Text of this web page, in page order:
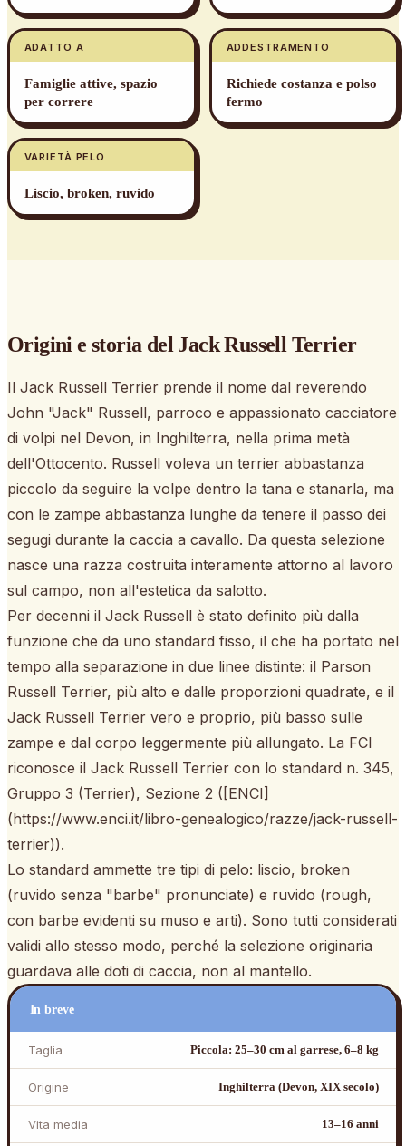
ADATTO A
Famiglie attive, spazio
per correre
ADDESTRAMENTO
Richiede costanza e polso
fermo
VARIETÀ PELO
Liscio, broken, ruvido
Origini e storia del Jack Russell Terrier
Il Jack Russell Terrier prende il nome dal reverendo
John "Jack" Russell, parroco e appassionato cacciatore
di volpi nel Devon, in Inghilterra, nella prima metà
dell'Ottocento. Russell voleva un terrier abbastanza
piccolo da seguire la volpe dentro la tana e stanarla, ma
con le zampe abbastanza lunghe da tenere il passo dei
segugi durante la caccia a cavallo. Da questa selezione
nasce una razza costruita interamente attorno al lavoro
sul campo, non all'estetica da salotto.
Per decenni il Jack Russell è stato definito più dalla
funzione che da uno standard fisso, il che ha portato nel
tempo alla separazione in due linee distinte: il Parson
Russell Terrier, più alto e dalle proporzioni quadrate, e il
Jack Russell Terrier vero e proprio, più basso sulle
zampe e dal corpo leggermente più allungato. La FCI
riconosce il Jack Russell Terrier con lo standard n. 345,
Gruppo 3 (Terrier), Sezione 2 ([ENCI]
(https://www.enci.it/libro-genealogico/razze/jack-russell-
terrier)).
Lo standard ammette tre tipi di pelo: liscio, broken
(ruvido senza "barbe" pronunciate) e ruvido (rough,
con barbe evidenti su muso e arti). Sono tutti considerati
validi allo stesso modo, perché la selezione originaria
guardava alle doti di caccia, non al mantello.
In breve
Taglia Piccola: 25–30 cm al garrese, 6–8 kg
Origine Inghilterra (Devon, XIX secolo)
Vita media 13–16 anni